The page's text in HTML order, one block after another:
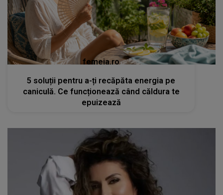
femeia.ro
5 soluții pentru a-ți recăpăta energia pe
caniculă. Ce funcționează când căldura te
epuizează